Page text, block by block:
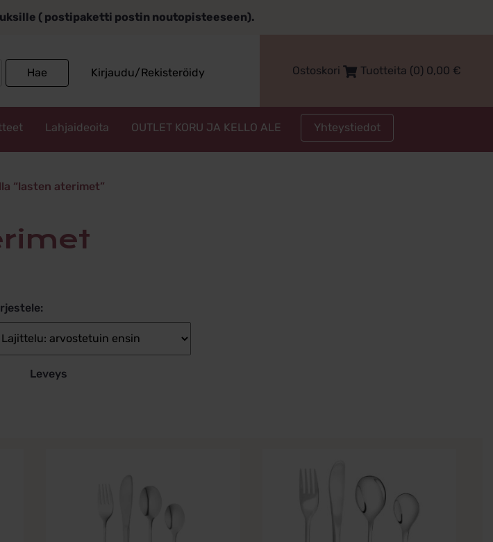
( postipaketti postin noutopisteeseen).
Hae Kirjaudu/Rekisteröidy Ostoskori Tuotteita (0) 0,00 €
Lahjaideoita OUTLET KORU JA KELLO ALE Yhteystiedot
“lasten aterimet”
Leveys